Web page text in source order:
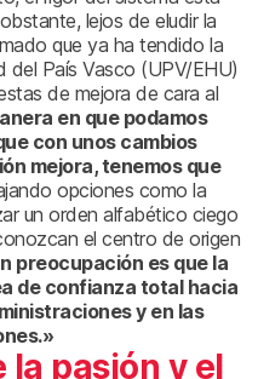
lejos de eludir la
que ya ha tendido la
del País Vasco (UPV/EHU)
de mejora de cara al
en que podamos
con unos cambios
mejora, tenemos que
opciones como la
un orden alfabético ciego
el centro de origen
preocupación es que la
de confianza total hacia
y en las
la pasión y el